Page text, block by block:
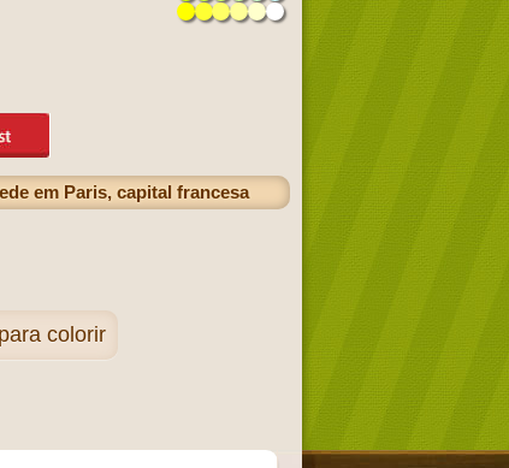
em Paris, capital francesa
colorir